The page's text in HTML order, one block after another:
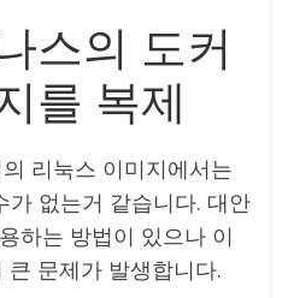
스의 도커
를 복제
리눅스 이미지에서는
없는거 같습니다. 대안
하는 방법이 있으나 이
문제가 발생합니다.